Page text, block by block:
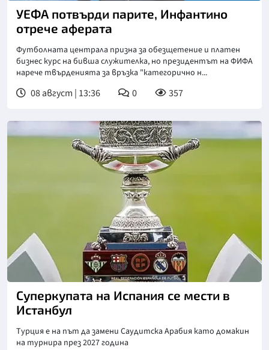
УЕФА потвърди парите, Инфантино
отрече аферата
Футболната централа призна за обезщетение и платен
бизнес курс на бивша служителка, но президентът на ФИФА
нарече твърденията за връзка "категорично н...
08 август | 13:36 0 357
Снимка: X/Twitter
Суперкупата на Испания се мести в
Истанбул
Турция е на път да замени Саудитска Арабия като домакин
на турнира през 2027 година